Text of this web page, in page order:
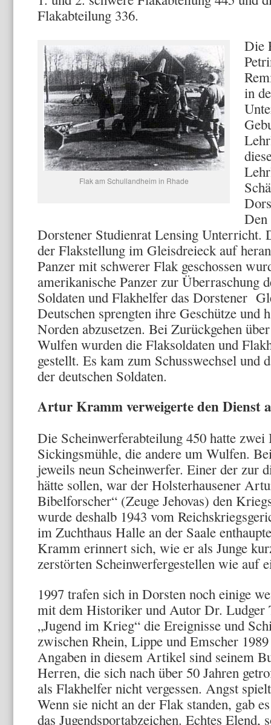
Flakabteilung 336.
Flak am Schullandheim in Rhade
Die
in
Den
Dorstener Studienrat Lensing Unterricht.
der Flakstellung im Gleisdreieck auf
Panzer mit schwerer Flak geschossen
amerikanische Panzer zur Überraschung
Soldaten und Flakhelfer das Dorstener
Deutschen sprengten ihre Geschütze und
Norden abzusetzen. Bei Zurückgehen
Wulfen wurden die Flaksoldaten und
gestellt. Es kam zum Schusswechsel und
der deutschen Soldaten.
Artur Kramm verweigerte den Dienst
Die Scheinwerferabteilung 450 hatte
Sickingsmühle, die andere um Wulfen.
jeweils neun Scheinwerfer. Einer der zur
hätte sollen, war der Holsterhausener
Bibelforscher“ (Zeuge Jehovas) den
wurde deshalb 1943 vom
im Zuchthaus Halle an der Saale
Kramm erinnert sich, wie er als Junge
zerstörten Scheinwerfergestellen wie auf
1997 trafen sich in Dorsten noch einige
mit dem Historiker und Autor Dr. Ludger
„Jugend im Krieg“ die Ereignisse und
zwischen Rhein, Lippe und Emscher
Angaben in diesem Artikel sind seinem
Herren, die sich nach über 50 Jahren
als Flakhelfer nicht vergessen. Angst
Wenn sie nicht an der Flak standen, gab
das Jugendsportabzeichen. Echtes Elend,